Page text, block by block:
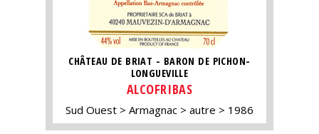
CHÂTEAU DE BRIAT - BARON DE PICHON-
LONGUEVILLE
ALCOFRIBAS
Sud Ouest Armagnac autre 1986